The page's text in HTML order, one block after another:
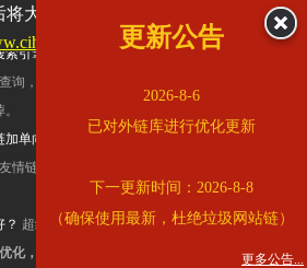
索引擎优化作弊吗？ 超级外链只是一个简便而集成
询，不是作弊。如果是作弊，那您可以使用超级外
单向链接可行吗？
情链接，您可以到站长论坛发布外链，到友情链接
？ 超级外链不同于普通的外链，它是动态的链接，
化，才能获得稳定的外链
，最终使搜索引擎收录带
大幅提升流量和外链，
查看展示页面
是否收录
更新公告
2026-8-6
已对外链库进行优化更新
下一更新时间：2026-8-8
（确保使用最新，杜绝垃圾网站链）
更多公告...